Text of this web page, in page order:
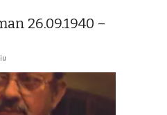
26.09.1940 –